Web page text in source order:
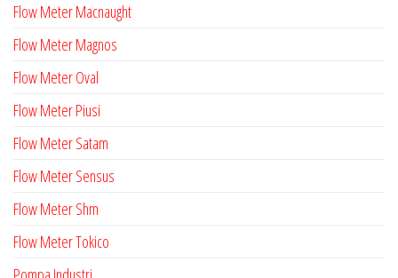
Flow Meter Macnaught
Flow Meter Magnos
Flow Meter Oval
Flow Meter Piusi
Flow Meter Satam
Flow Meter Sensus
Flow Meter Shm
Flow Meter Tokico